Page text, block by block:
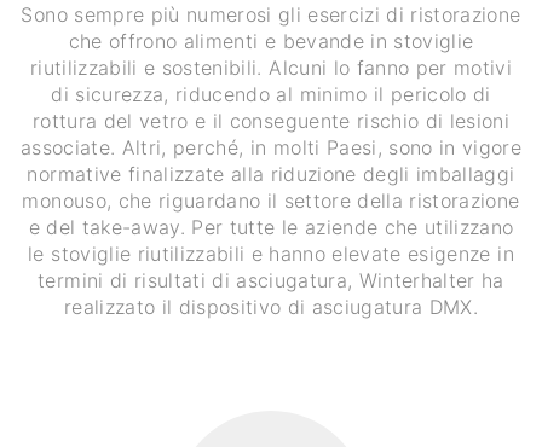
Sono sempre più numerosi gli esercizi di ristorazione
che offrono alimenti e bevande in stoviglie
riutilizzabili e sostenibili. Alcuni lo fanno per motivi
di sicurezza, riducendo al minimo il pericolo di
rottura del vetro e il conseguente rischio di lesioni
associate. Altri, perché, in molti Paesi, sono in vigore
normative finalizzate alla riduzione degli imballaggi
monouso, che riguardano il settore della ristorazione
e del take-away. Per tutte le aziende che utilizzano
le stoviglie riutilizzabili e hanno elevate esigenze in
termini di risultati di asciugatura, Winterhalter ha
realizzato il dispositivo di asciugatura DMX.